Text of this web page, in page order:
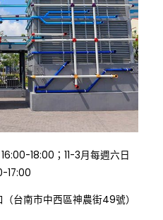
18:00；11-3月每週六日
17:00
台南市中西區神農街49號）